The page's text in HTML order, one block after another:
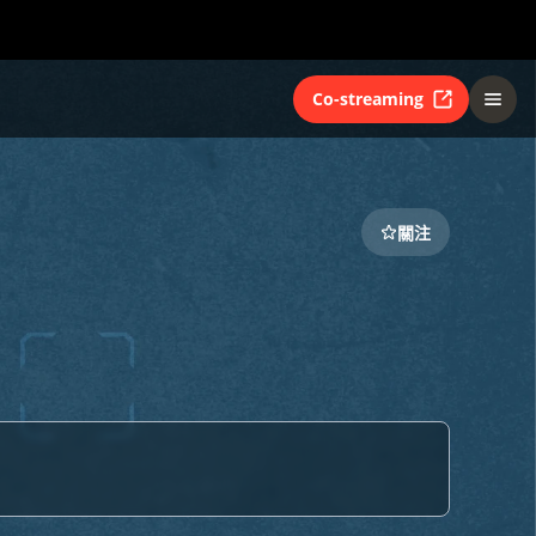
Co-streaming
關注